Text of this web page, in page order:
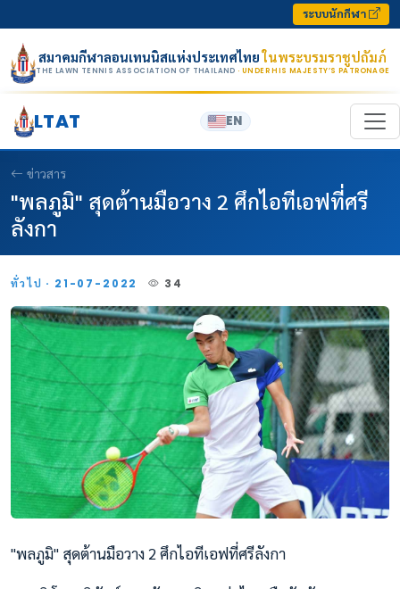
ระบบนักกีฬา
สมาคมกีฬาลอนเทนนิสแห่งประเทศไทยในพระบรมราชูปถัมภ์
THE LAWN TENNIS ASSOCIATION OF THAILAND · UNDER HIS MAJESTY’S PATRONAGE
LTAT EN
ข่าวสาร
"พลภูมิ" สุดต้านมือวาง 2 ศึกไอทีเอฟที่ศรี
ลังกา
ทั่วไป · 21-07-2022 34
"พลภูมิ" สุดต้านมือวาง 2 ศึกไอทีเอฟที่ศรีลังกา